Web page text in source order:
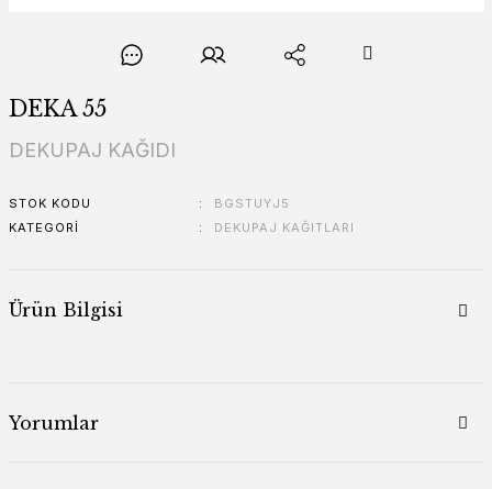
DEKA 55
DEKUPAJ KAĞIDI
STOK KODU
BGSTUYJ5
KATEGORI
DEKUPAJ KAĞITLARI
Ürün Bilgisi
Yorumlar